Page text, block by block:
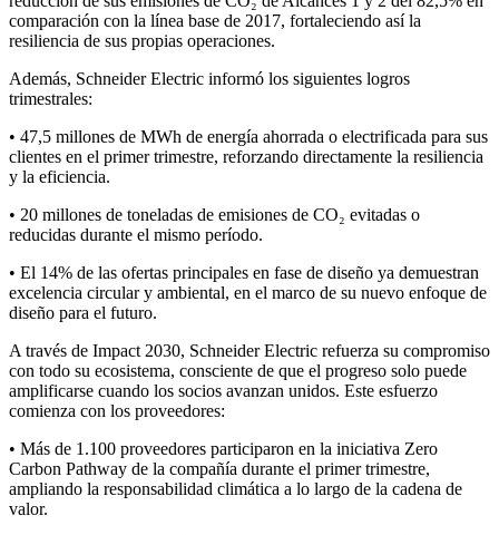
comparación con la línea base de 2017, fortaleciendo así la
resiliencia de sus propias operaciones.
Además, Schneider Electric informó los siguientes logros
trimestrales:
• 47,5 millones de MWh de energía ahorrada o electrificada para sus
clientes en el primer trimestre, reforzando directamente la resiliencia
y la eficiencia.
• 20 millones de toneladas de emisiones de CO₂ evitadas o
reducidas durante el mismo período.
• El 14% de las ofertas principales en fase de diseño ya demuestran
excelencia circular y ambiental, en el marco de su nuevo enfoque de
diseño para el futuro.
A través de Impact 2030, Schneider Electric refuerza su compromiso
con todo su ecosistema, consciente de que el progreso solo puede
amplificarse cuando los socios avanzan unidos. Este esfuerzo
comienza con los proveedores:
• Más de 1.100 proveedores participaron en la iniciativa Zero
Carbon Pathway de la compañía durante el primer trimestre,
ampliando la responsabilidad climática a lo largo de la cadena de
valor.